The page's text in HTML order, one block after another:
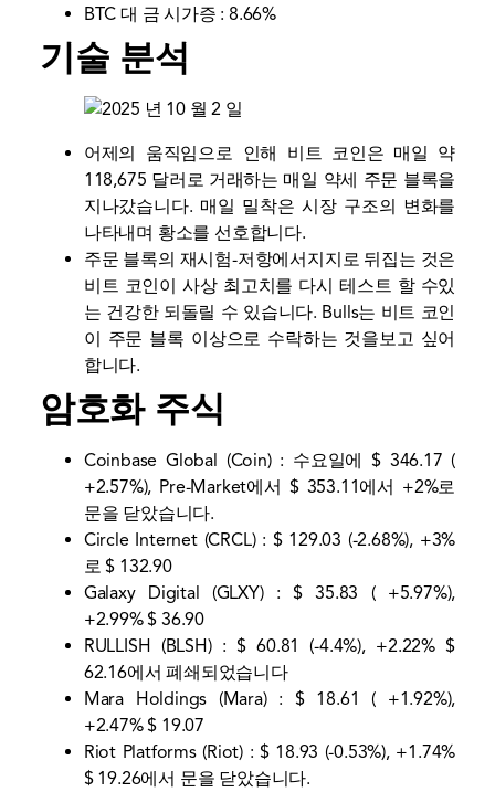
BTC 대 금 시가증 : 8.66%
기술 분석
어제의 움직임으로 인해 비트 코인은 매일 약
118,675 달러로 거래하는 매일 약세 주문 블록을
지나갔습니다. 매일 밀착은 시장 구조의 변화를
나타내며 황소를 선호합니다.
주문 블록의 재시험-저항에서지지로 뒤집는 것은
비트 코인이 사상 최고치를 다시 테스트 할 수있
는 건강한 되돌릴 수 있습니다. Bulls는 비트 코인
이 주문 블록 이상으로 수락하는 것을보고 싶어
합니다.
암호화 주식
Coinbase Global (Coin) : 수요일에 $ 346.17 (
+2.57%), Pre-Market에서 $ 353.11에서 +2%로
문을 닫았습니다.
Circle Internet (CRCL) : $ 129.03 (-2.68%), +3%
로 $ 132.90
Galaxy Digital (GLXY) : $ 35.83 ( +5.97%),
+2.99% $ 36.90
RULLISH (BLSH) : $ 60.81 (-4.4%), +2.22% $
62.16에서 폐쇄되었습니다
Mara Holdings (Mara) : $ 18.61 ( +1.92%),
+2.47% $ 19.07
Riot Platforms (Riot) : $ 18.93 (-0.53%), +1.74%
$ 19.26에서 문을 닫았습니다.